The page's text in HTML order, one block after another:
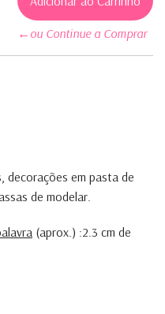
←ou Continue a Comprar
decorações em pasta de
de modelar.
(aprox.) :2.3 cm de